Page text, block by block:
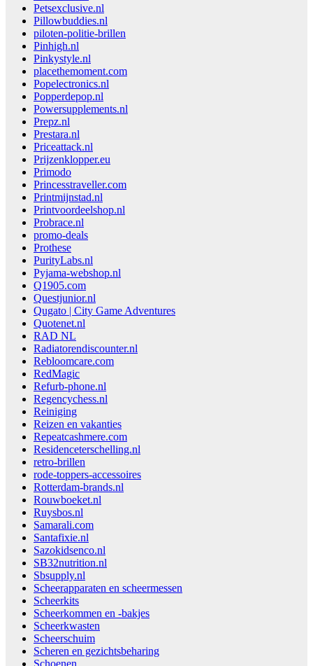
Petsexclusive.nl
Pillowbuddies.nl
piloten-politie-brillen
Pinhigh.nl
Pinkystyle.nl
placethemoment.com
Popelectronics.nl
Popperdepop.nl
Powersupplements.nl
Prepz.nl
Prestara.nl
Priceattack.nl
Prijzenklopper.eu
Primodo
Princesstraveller.com
Printmijnstad.nl
Printvoordeelshop.nl
Probrace.nl
promo-deals
Prothese
PurityLabs.nl
Pyjama-webshop.nl
Q1905.com
Questjunior.nl
Qugato | City Game Adventures
Quotenet.nl
RAD NL
Radiatorendiscounter.nl
Rebloomcare.com
RedMagic
Refurb-phone.nl
Regencychess.nl
Reiniging
Reizen en vakanties
Repeatcashmere.com
Residenceterschelling.nl
retro-brillen
rode-toppers-accessoires
Rotterdam-brands.nl
Rouwboeket.nl
Ruysbos.nl
Samarali.com
Santafixie.nl
Sazokidsenco.nl
SB32nutrition.nl
Sbsupply.nl
Scheerapparaten en scheermessen
Scheerkits
Scheerkommen en -bakjes
Scheerkwasten
Scheerschuim
Scheren en gezichtsbeharing